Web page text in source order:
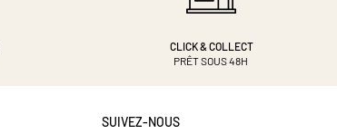
CLICK & COLLECT
PRÊT SOUS 48H
SUIVEZ-NOUS